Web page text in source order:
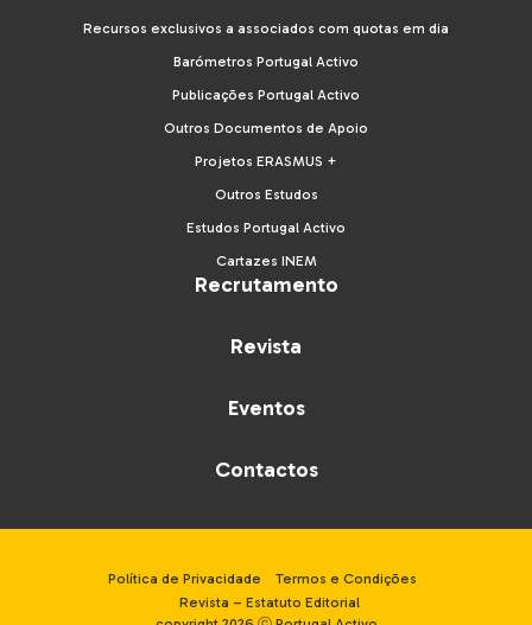
Recursos exclusivos a associados com quotas em dia
Barómetros Portugal Activo
Publicações Portugal Activo
Outros Documentos de Apoio
Projetos ERASMUS +
Outros Estudos
Estudos Portugal Activo
Cartazes INEM
Recrutamento
Revista
Eventos
Contactos
Política de Privacidade
Termos e Condições
Revista – Estatuto Editorial